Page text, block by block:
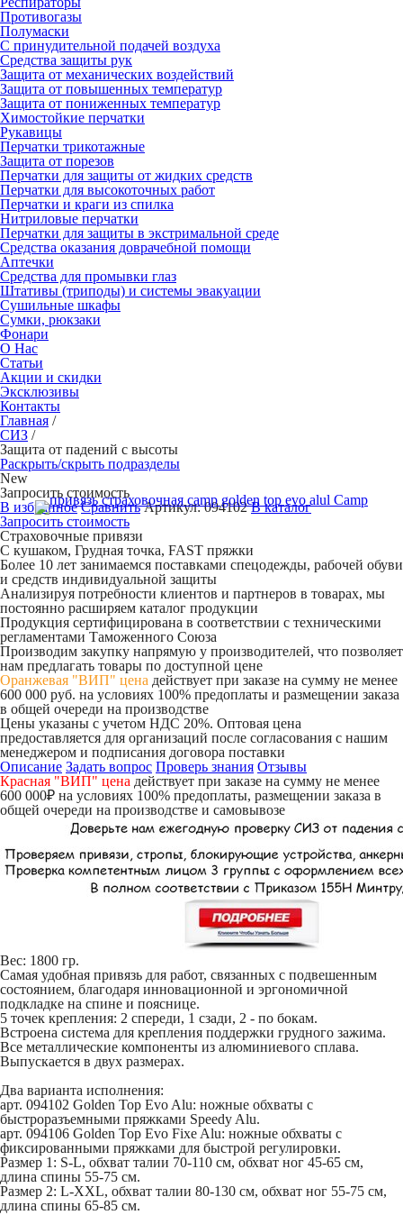
Противогазы
Полумаски
С принудительной подачей воздуха
Средства защиты рук
Защита от механических воздействий
Защита от повышенных температур
Защита от пониженных температур
Химостойкие перчатки
Рукавицы
Перчатки трикотажные
Защита от порезов
Перчатки для защиты от жидких средств
Перчатки для высокоточных работ
Перчатки и краги из спилка
Нитриловые перчатки
Перчатки для защиты в экстримальной среде
Средства оказания доврачебной помощи
Аптечки
Средства для промывки глаз
Штативы (триподы) и системы эвакуации
Сушильные шкафы
Сумки, рюкзаки
Фонари
О Нас
Статьи
Акции и скидки
Эксклюзивы
Контакты
Главная /
СИЗ /
Защита от падений с высоты
Раскрыть/скрыть подразделы
New
Запросить стоимость
В избранное Сравнить Артикул:094102 В каталог
Запросить стоимость
Страховочные привязи
С кушаком, Грудная точка, FAST пряжки
Более 10 лет занимаемся поставками спецодежды, рабочей обуви
и средств индивидуальной защиты
Анализируя потребности клиентов и партнеров в товарах, мы
постоянно расширяем каталог продукции
Продукция сертифицирована в соответствии с техническими
регламентами Таможенного Союза
Производим закупку напрямую у производителей, что позволяет
нам предлагать товары по доступной цене
Оранжевая "ВИП" цена действует при заказе на сумму не менее
600 000 руб. на условиях 100% предоплаты и размещении заказа
в общей очереди на производстве
Цены указаны с учетом НДС 20%. Оптовая цена
предоставляется для организаций после согласования с нашим
менеджером и подписания договора поставки
Описание Задать вопрос Проверь знания Отзывы
Красная "ВИП" цена действует при заказе на сумму не менее
600 000₽ на условиях 100% предоплаты, размещении заказа в
общей очереди на производстве и самовывозе
Вес: 1800 гр.
Самая удобная привязь для работ, связанных с подвешенным
состоянием, благодаря инновационной и эргономичной
подкладке на спине и пояснице.
5 точек крепления: 2 спереди, 1 сзади, 2 - по бокам.
Встроена система для крепления поддержки грудного зажима.
Все металлические компоненты из алюминиевого сплава.
Выпускается в двух размерах.
Два варианта исполнения:
арт. 094102 Golden Top Evo Alu: ножные обхваты с
быстроразъемными пряжками Speedy Alu.
арт. 094106 Golden Top Evo Fixe Alu: ножные обхваты с
фиксированными пряжками для быстрой регулировки.
Размер 1: S-L, обхват талии 70-110 см, обхват ног 45-65 см,
длина спины 55-75 см.
Размер 2: L-XXL, обхват талии 80-130 см, обхват ног 55-75 см,
длина спины 65-85 см.